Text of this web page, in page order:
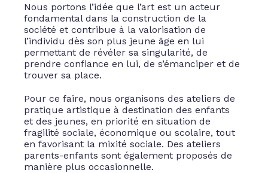
Nous portons l’idée que l’art est un acteur
fondamental dans la construction de la
société et contribue à la valorisation de
l’individu dès son plus jeune âge en lui
permettant de révéler sa singularité, de
prendre confiance en lui, de s’émanciper et de
trouver sa place.
Pour ce faire, nous organisons des ateliers de
pratique artistique à destination des enfants
et des jeunes, en priorité en situation de
fragilité sociale, économique ou scolaire, tout
en favorisant la mixité sociale. Des ateliers
parents-enfants sont également proposés de
manière plus occasionnelle.